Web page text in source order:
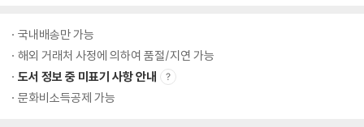
국내배송만 가능
해외 거래처 사정에 의하여 품절/지연 가능
도서 정보 중 미표기 사항 안내
문화비소득공제 가능